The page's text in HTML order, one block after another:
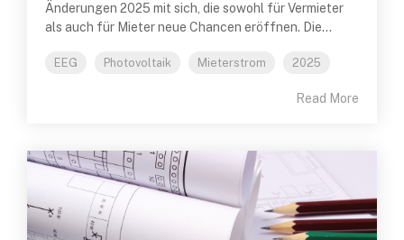
Änderungen 2025 mit sich, die sowohl für Vermieter
als auch für Mieter neue Chancen eröffnen. Die...
EEG Photovoltaik Mieterstrom 2025
Read More